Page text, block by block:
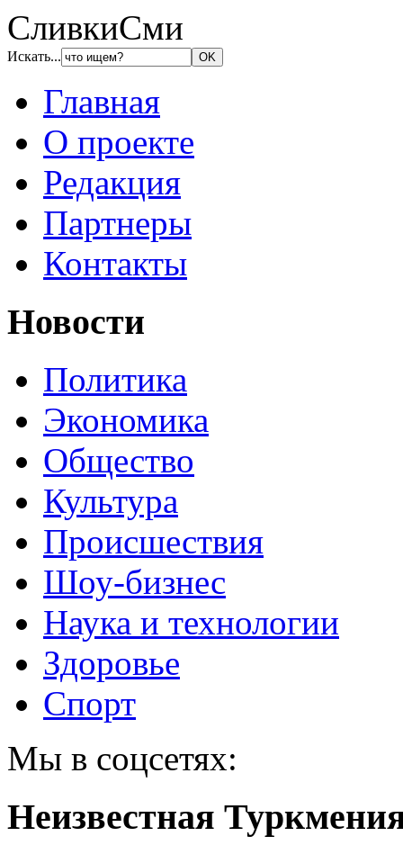
СливкиСми
Искать...
Главная
О проекте
Редакция
Партнеры
Контакты
Новости
Политика
Экономика
Общество
Культура
Происшествия
Шоу-бизнес
Наука и технологии
Здоровье
Спорт
Мы в соцсетях:
Неизвестная